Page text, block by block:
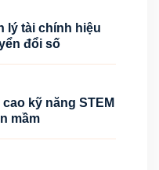
lý tài chính hiệu
đổi số
kỹ năng STEM
mầm